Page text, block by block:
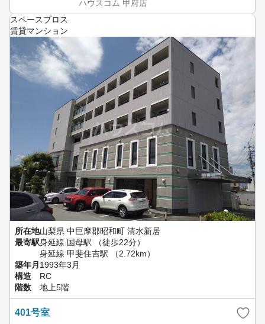
ハウスコム 甲府店
スペースブロス
賃貸マンション
所在地山梨県 中巨摩郡昭和町 清水新居
最寄駅身延線 国母駅 （徒歩22分）
身延線 甲斐住吉駅 （2.72km）
築年月 1993年3月
構造
RC
階数
地上5階
401号室